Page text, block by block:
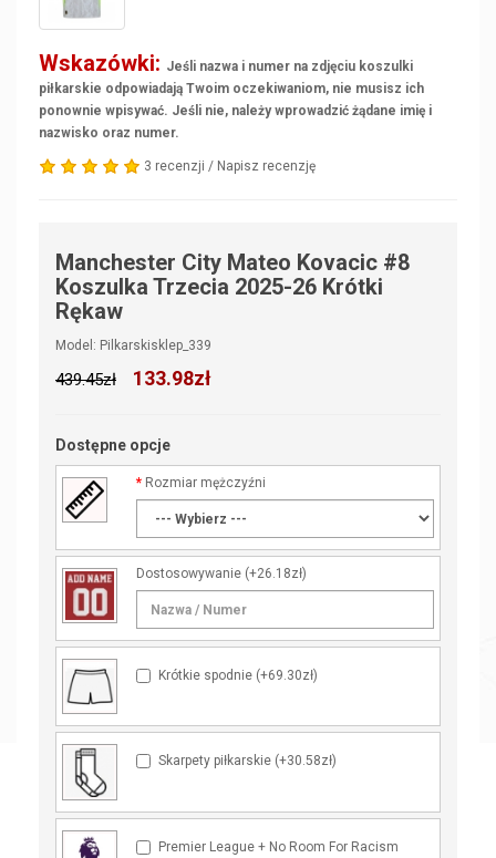
Wskazówki: Jeśli nazwa i numer na zdjęciu koszulki
piłkarskie odpowiadają Twoim oczekiwaniom, nie musisz ich
ponownie wpisywać. Jeśli nie, należy wprowadzić żądane imię i
nazwisko oraz numer.
3 recenzji / Napisz recenzję
Manchester City Mateo Kovacic #8
Koszulka Trzecia 2025-26 Krótki
Rękaw
Model: Pilkarskisklep_339
439.45zł 133.98zł
Dostępne opcje
Rozmiar mężczyźni
Dostosowywanie (+26.18zł)
Krótkie spodnie (+69.30zł)
Skarpety piłkarskie (+30.58zł)
Premier League + No Room For Racism